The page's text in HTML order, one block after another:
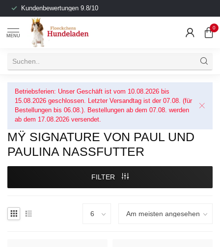
Kundenbewertungen 9.8/10
MENU
0
Betriebsferien: Unser Geschäft ist vom 10.08.2026 bis
15.08.2026 geschlossen. Letzter Versandtag ist der 07.08. (für
Bestellungen bis 06.08.). Bestellungen ab dem 07.08. werden
ab dem 17.08.2026 versendet.
MŸ SIGNATURE VON PAUL UND
PAULINA NASSFUTTER
FILTER